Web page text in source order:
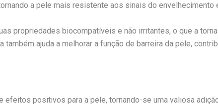
a pele mais resistente aos sinais do envelhecimento
propriedades biocompatíveis e não irritantes, o que a
ajuda a melhorar a função de barreira da pele,
positivos para a pele, tornando-se uma valiosa